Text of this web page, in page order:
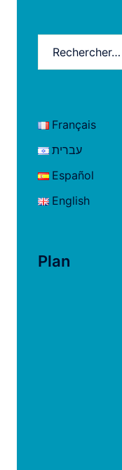
Français
עברית
Español
English
Plan